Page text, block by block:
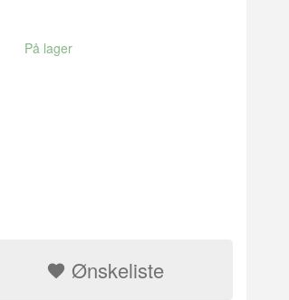
På lager
Ønskeliste